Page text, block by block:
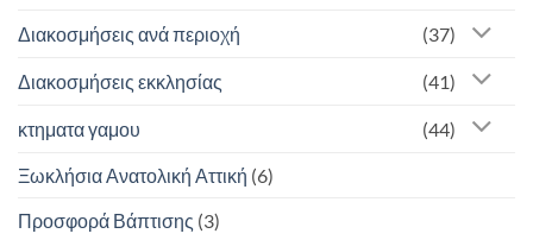
Διακοσμήσεις ανά περιοχή (37)
Διακοσμήσεις εκκλησίας (41)
κτηματα γαμου (44)
Ξωκλήσια Ανατολική Αττική (6)
Προσφορά Βάπτισης (3)